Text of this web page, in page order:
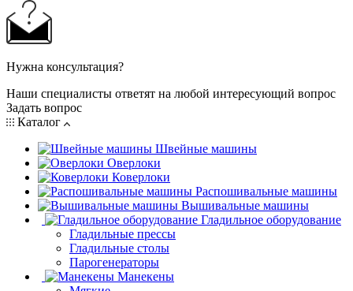
Нужна консультация?
Наши специалисты ответят на любой интересующий вопрос
Задать вопрос
Каталог
Швейные машины
Оверлоки
Коверлоки
Распошивальные машины
Вышивальные машины
Гладильное оборудование
Гладильные прессы
Гладильные столы
Парогенераторы
Манекены